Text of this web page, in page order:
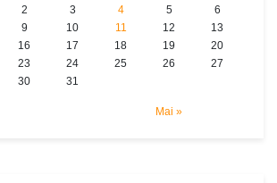
Mai »
2 3 4 5
6
9 10 11 12
13
16 17 18 19
20
23 24 25 26
27
30 31